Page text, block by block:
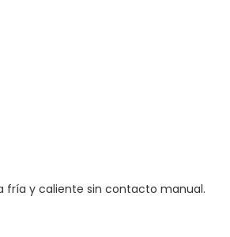
fría y caliente sin contacto manual.